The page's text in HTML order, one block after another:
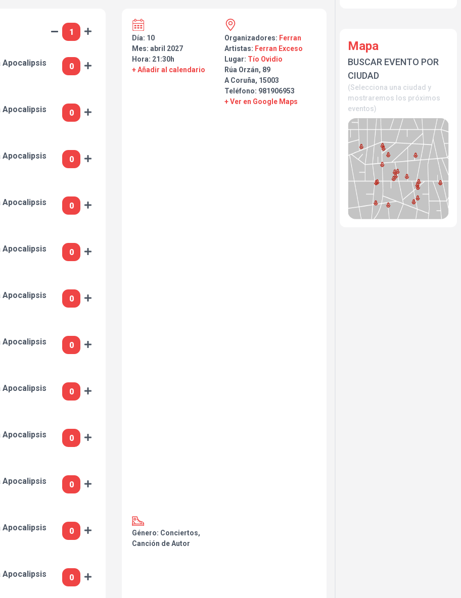
Apocalipsis
Apocalipsis
Apocalipsis
Apocalipsis
Apocalipsis
Apocalipsis
Apocalipsis
Apocalipsis
Apocalipsis
Apocalipsis
Apocalipsis
Apocalipsis
Día: 10
Mes: abril 2027
Hora: 21:30h
+ Añadir al calendario
Organizadores: Ferran
Artistas: Ferran Exceso
Lugar: Tío Ovidio
Rúa Orzán, 89
A Coruña, 15003
Teléfono: 981906953
+ Ver en Google Maps
Género: Conciertos,
Canción de Autor
Mapa
BUSCAR EVENTO POR
CIUDAD
(Selecciona una ciudad y
mostraremos los próximos
eventos)